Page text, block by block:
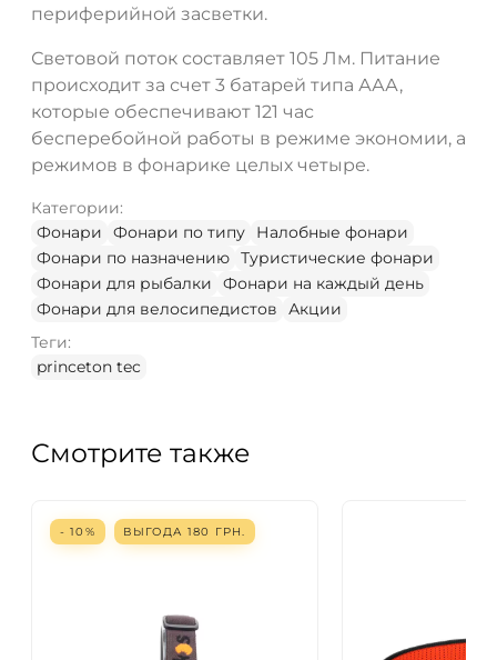
периферийной засветки.
Световой поток составляет 105 Лм. Питание
происходит за счет 3 батарей типа ААА,
которые обеспечивают 121 час
бесперебойной работы в режиме экономии, а
режимов в фонарике целых четыре.
Категории:
Фонари
Фонари по типу
Налобные фонари
Фонари по назначению Туристические фонари
Фонари для рыбалки
Фонари на каждый день
Фонари для велосипедистов
Акции
Теги:
princeton tec
Смотрите также
- 10% ВЫГОДА 180 ГРН.